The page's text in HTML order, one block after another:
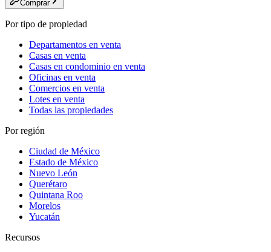
Comprar
Por tipo de propiedad
Departamentos en venta
Casas en venta
Casas en condominio en venta
Oficinas en venta
Comercios en venta
Lotes en venta
Todas las propiedades
Por región
Ciudad de México
Estado de México
Nuevo León
Querétaro
Quintana Roo
Morelos
Yucatán
Recursos